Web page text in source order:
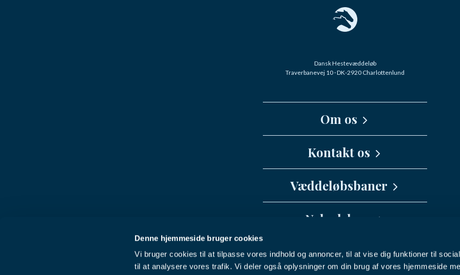
Denne hjemmeside bruger cookies
Vi bruger cookies til at tilpasse vores indhold og annoncer, til at vise dig funktioner til
til at analysere vores trafik. Vi deler også oplysninger om din brug af vores hjemmeside
Dansk Hestevæddeløb
Traverbanevej 10 · DK-2920 Charlottenlund
Om os
Kontakt os
info@danskhv.dk
Væddeløbsbaner
Nykøbing F Travbane
Nyhedsbrev
Hestevæddeløb direkte i din indbakke?
Facebook Youtube Instagram